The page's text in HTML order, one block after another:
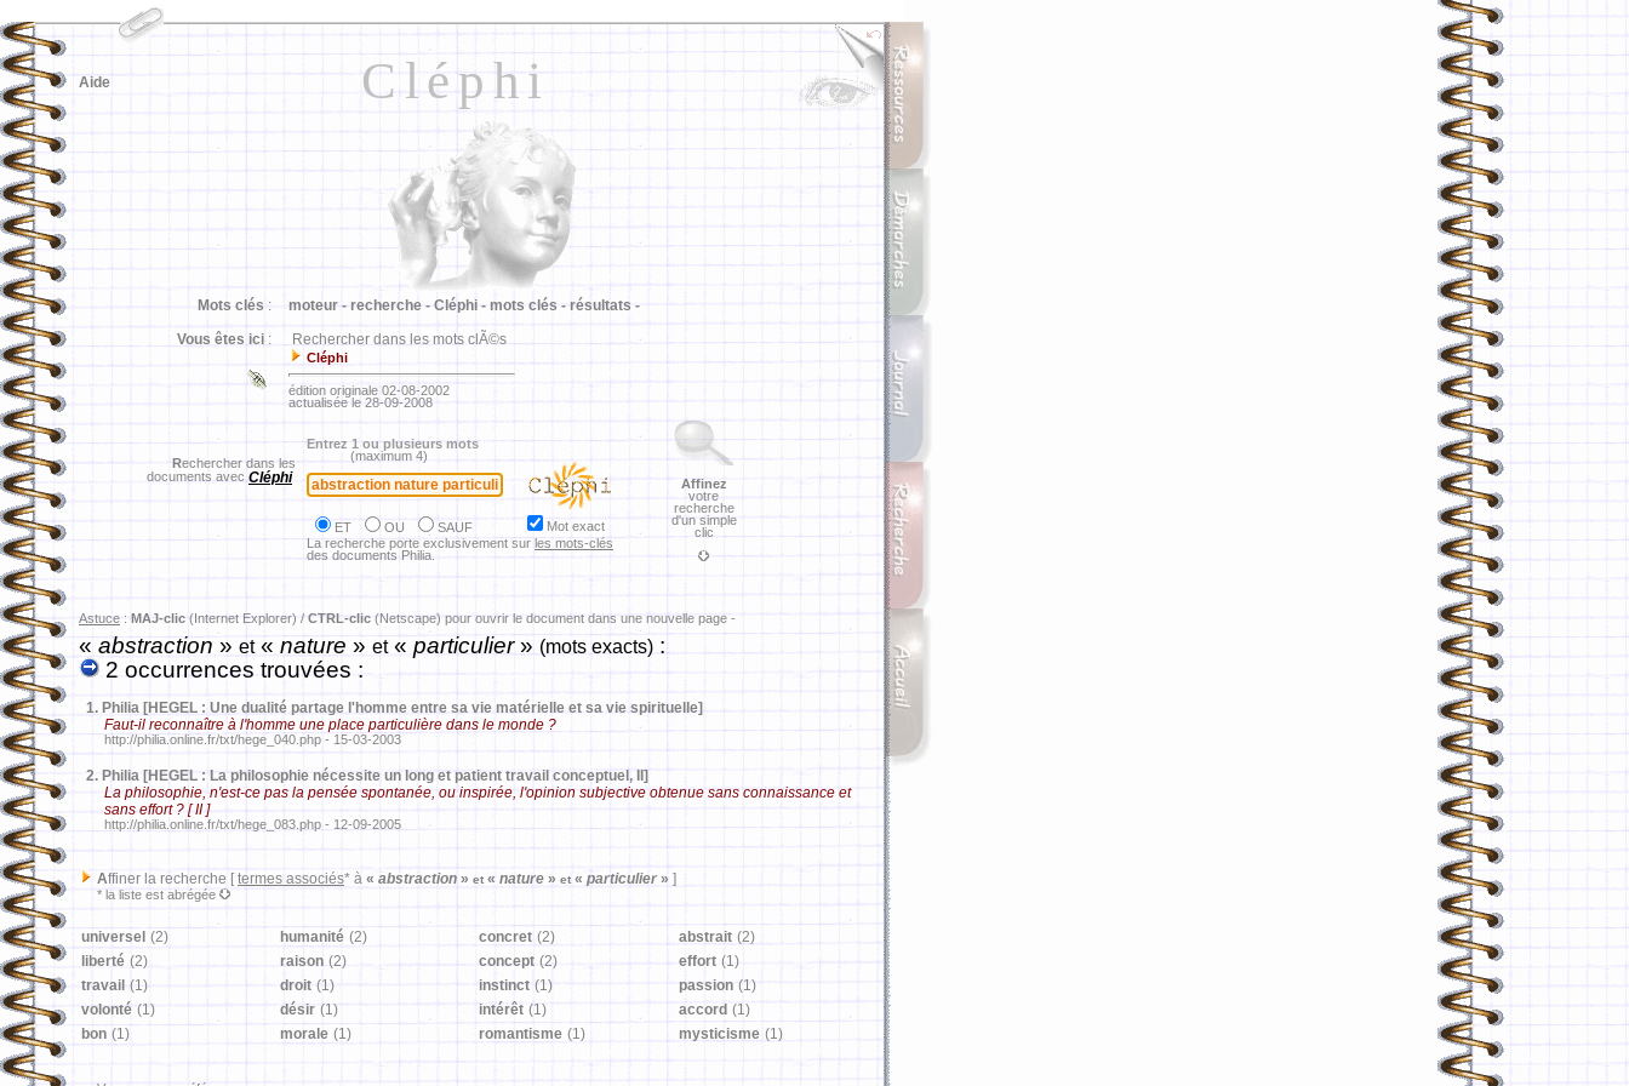
Cléphi
Aide
Mots clés : moteur - recherche - Cléphi - mots clés - résultats -
Vous êtes ici : Rechercher dans les mots clÃ©s
Cléphi
édition originale 02-08-2002
actualisée le 28-09-2008
Rechercher dans les
documents avec Cléphi
Entrez 1 ou plusieurs mots
(maximum 4)
ET OU SAUF
Mot exact
La recherche porte exclusivement sur les mots-clés
des documents Philia.
Affinez
votre
recherche
d'un simple
clic
Astuce : MAJ-clic (Internet Explorer) / CTRL-clic (Netscape) pour ouvrir le document dans une nouvelle page -
«abstraction » et« nature » et« particulier» (mots exacts) :
2 occurrences trouvées :
1. Philia [HEGEL : Une dualité partage l'homme entre sa vie matérielle et sa vie spirituelle]
Faut-il reconnaître à l'homme une place particulière dans le monde ?
http://philia.online.fr/txt/hege_040.php - 15-03-2003
2. Philia [HEGEL : La philosophie nécessite un long et patient travail conceptuel, II]
La philosophie, n'est-ce pas la pensée spontanée, ou inspirée, l'opinion subjective obtenue sans connaissance et
sans effort ? [ II ]
http://philia.online.fr/txt/hege_083.php - 12-09-2005
Affiner la recherche [ termes associés* à « abstraction » et « nature » et « particulier » ]
* la liste est abrégée
universel (2) humanité (2) concret (2) abstrait (2)
liberté (2) raison (2) concept (2) effort (1)
travail (1) droit (1) instinct (1) passion (1)
volonté (1) désir (1) intérêt (1) accord (1)
bon (1) morale (1) romantisme (1) mysticisme (1)